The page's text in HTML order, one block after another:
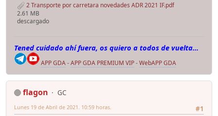
2 Transporte por carretara novedades ADR 2021 IF.pdf
2.61 MB
descargado
Tened cuidado ahí fuera, os quiero a todos de vuelta...
APP GDA-APP GDA PREMIUM VIP-WebAPP GDA
flagon
GC
#1
Lunes 19 de Abril de 2021. 10:59 horas.